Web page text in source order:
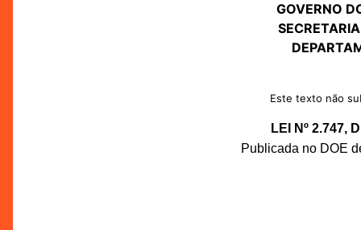
GOVERNO
Este texto não
LEI Nº 2.747,
Publicada no DOE